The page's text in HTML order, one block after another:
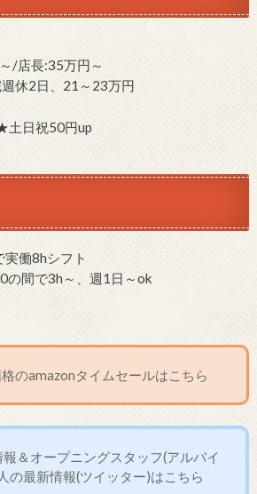
/店長:35万円～
休2日、21～23万円
土日祝50円up
働8hシフト
間で3h～、週1日～ok
のamazonタイムセールはこちら
＆オープニングスタッフ(アルバイ
の最新情報(ツイッター)はこちら